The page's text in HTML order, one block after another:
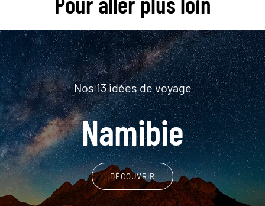
Nos 13 idées de voyage
Namibie
DÉCOUVRIR